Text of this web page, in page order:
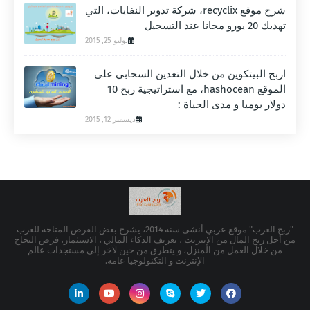
شرح موقع recyclix، شركة تدوير النفايات، التي
تهديك 20 يورو مجانا عند التسجيل
يوليو 25, 2015
اربح البيتكوين من خلال التعدين السحابي على
الموقع hashocean، مع استراتيجية ربح 10
دولار يوميا و مدى الحياة :
ديسمبر 12, 2015
"ربح العرب" موقع عربي أنشى سنة 2014، يشرح بعض الفرص المتاحة للعرب
من أجل ربح المال من الإنترنت ، تعريف الذكاء المالي ، الاستثمار، فرص النجاح
من خلال العمل من المنزل، و يتطرق من حين لآخر إلى مستجدات عالم
الإنترنت و التكنولوجيا عامة.